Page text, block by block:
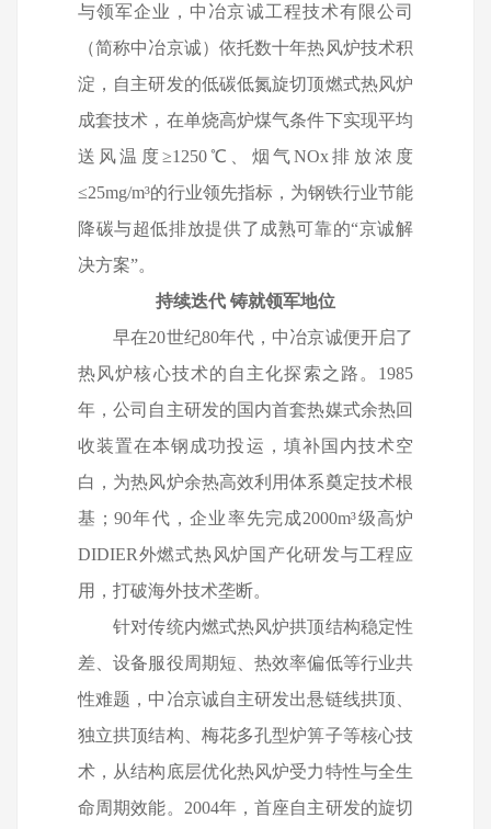
与领军企业，中冶京诚工程技术有限公司
（简称中冶京诚）依托数十年热风炉技术积
淀，自主研发的低碳低氮旋切顶燃式热风炉
成套技术，在单烧高炉煤气条件下实现平均
送风温度≥1250℃、烟气NOx排放浓度
≤25mg/m³的行业领先指标，为钢铁行业节能
降碳与超低排放提供了成熟可靠的“京诚解
决方案”。
持续迭代 铸就领军地位
早在20世纪80年代，中冶京诚便开启了
热风炉核心技术的自主化探索之路。 1985
年，公司自主研发的国内首套热媒式余热回
收装置在本钢成功投运，填补国内技术空
白，为热风炉余热高效利用体系奠定技术根
基；90年代，企业率先完成2000m³级高炉
DIDIER外燃式热风炉国产化研发与工程应
用，打破海外技术垄断。
针对传统内燃式热风炉拱顶结构稳定性
差、设备服役周期短、热效率偏低等行业共
性难题，中冶京诚自主研发出悬链线拱顶、
独立拱顶结构、梅花多孔型炉箅子等核心技
术，从结构底层优化热风炉受力特性与全生
命周期效能。 2004年，首座自主研发的旋切